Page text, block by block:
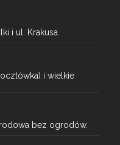
i ul. Krakusa.
i wielkie
bez ogrodów.